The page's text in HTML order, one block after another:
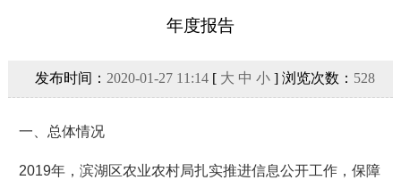
年度报告
发布时间： 2020-01-27 11:14[ 大 中 小] 浏览次数： 528
一、总体情况
2019年，滨湖区农业农村局扎实推进信息公开工作，保障